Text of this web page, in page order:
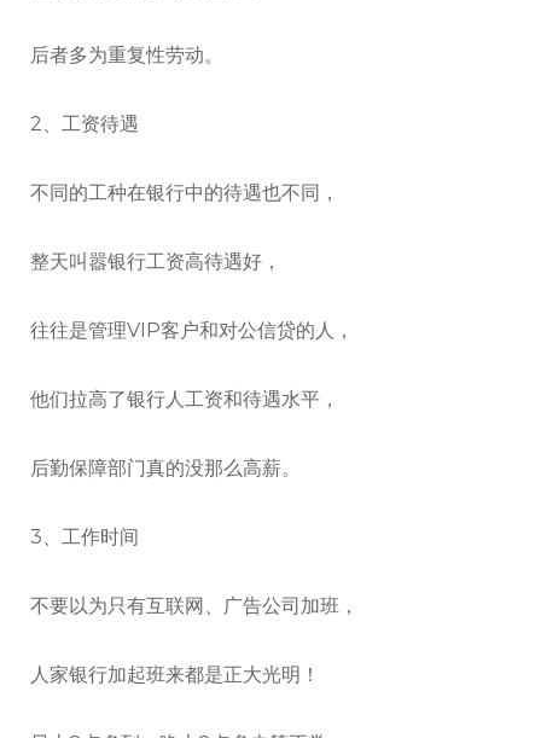
后者多为重复性劳动。
2、工资待遇
不同的工种在银行中的待遇也不同，
整天叫嚣银行工资高待遇好，
往往是管理VIP客户和对公信贷的人，
他们拉高了银行人工资和待遇水平，
后勤保障部门真的没那么高薪。
3、工作时间
不要以为只有互联网、广告公司加班，
人家银行加起班来都是正大光明！